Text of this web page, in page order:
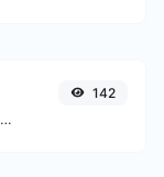
Use a API do Google Tradutor para gerar áudio a partir de um texto.
142